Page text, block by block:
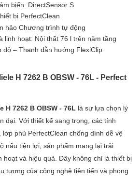
thêm
biến: DirectSensor S
bị PerfectClean
hảo Chương trình tự động
linh hoạt: Nội thất 76 l trên năm tầng
độ – Thanh dẫn hướng FlexiClip
H 7262 B OBSW - 76L - Perfect
H 7262 B OBSW - 76L là sự lựa chọn lý
đại. Với thiết kế sang trọng, các tính
phủ PerfectClean chống dính dễ vệ
nấu tiện lợi, sản phẩm mang lại trải
hoạt và hiệu quả. Đây không chỉ là thiết bị
tượng của công nghệ tiên tiến và phong